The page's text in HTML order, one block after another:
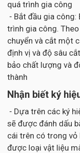
quá trình gia công
- Bắt đầu gia công:
trình gia công.
chuyển và cắt một
định vị và độ sâu
bảo chất lượng và
thành
Nhận biết ký
- Dựa trên các ký
sẽ được đánh dấu
cái trên có trong vỏ
được loại vật liệu